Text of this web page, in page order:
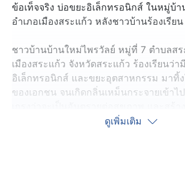
ข้อเท็จจริง บ่อขยะอิเล็กทรอนิกส์ ในหมู่บ้า
อำเภอเมืองสระแก้ว หลังชาวบ้านร้องเรียน
ชาวบ้านบ้านใหม่ไพรวัลย์ หมู่ที่ 7 ตำบลส
เมืองสระแก้ว จังหวัดสระแก้ว ร้องเรียนว่า
อิเล็กทรอนิกส์ และขยะอุตสาหกรรม มาทิ้
ของเอกชน จนเกิดกลิ่นเหม็นกระจายเข้า
เพราะไม่ทราบว่าขยะที่นำไปทิ้งนั้นคืออะไ
ดูเพิ่มเติม